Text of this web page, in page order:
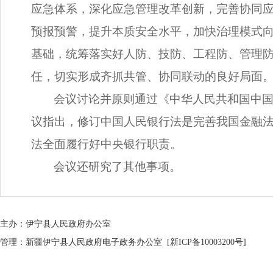
应急体系，深化应急管理改革创新，完善协同
预报预警，提升本质安全水平，加快治理模式
基础，统筹落实好人防、技防、工程防、管理
任，切实形成齐抓共管、协同联动的良好局面
会议讨论并原则通过《中华人民共和国中
议指出，修订中国人民银行法是完善我国金融
法全面履行好中央银行职责。
会议还研究了其他事项。
主办：伊宁县人民政府办公室
管理：新疆伊宁县人民政府电子政务办公室
[新ICP备10003200号]